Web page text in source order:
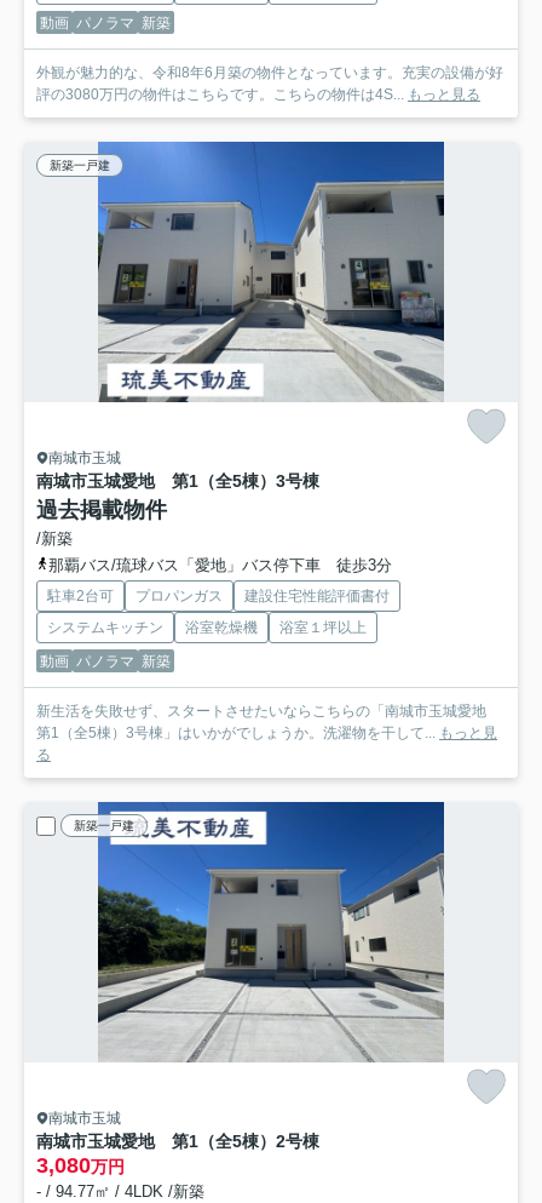
動画 パノラマ 新築
外観が魅力的な、令和8年6月築の物件となっています。充実の設備が好
評の3080万円の物件はこちらです。こちらの物件は4S... もっと見る
新築一戸建
南城市玉城
南城市玉城愛地 第1（全5棟）3号棟
過去掲載物件
/新築
那覇バス/琉球バス「愛地」バス停下車 徒歩3分
駐車2台可 プロパンガス
建設住宅性能評価書付
システムキッチン
浴室乾燥機
浴室１坪以上
動画 パノラマ 新築
新生活を失敗せず、スタートさせたいならこちらの「南城市玉城愛地
第1（全5棟）3号棟」はいかがでしょうか。洗濯物を干して... もっと見
る
新築一戸建
南城市玉城
南城市玉城愛地 第1（全5棟）2号棟
3,080万円
- / 94.77㎡ / 4LDK /新築